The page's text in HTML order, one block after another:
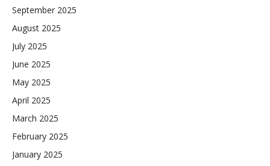
September 2025
August 2025
July 2025
June 2025
May 2025
April 2025
March 2025
February 2025
January 2025